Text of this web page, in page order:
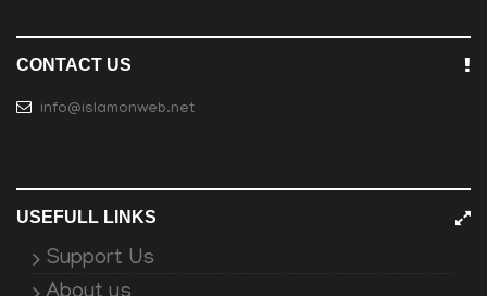
CONTACT US
info@islamonweb.net
USEFULL LINKS
Support Us